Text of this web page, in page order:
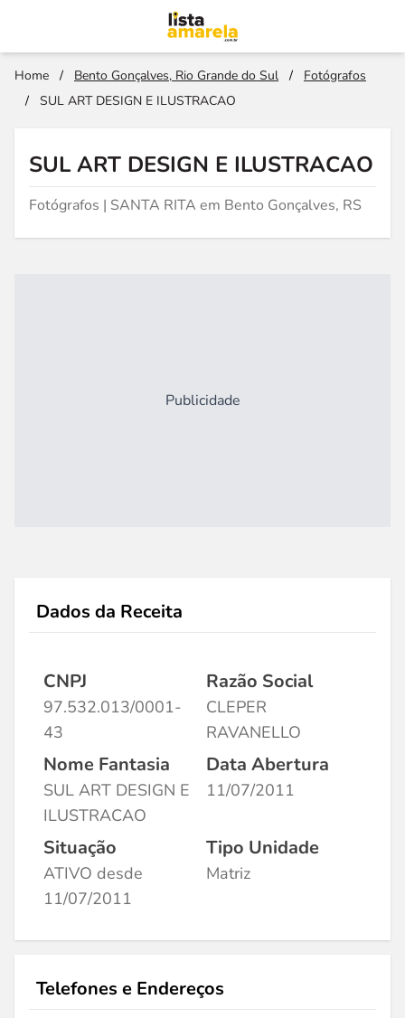
Home / Bento Gonçalves, Rio Grande do Sul /
Fotógrafos
/
SUL ART DESIGN E ILUSTRACAO
SUL ART DESIGN E ILUSTRACAO
Fotógrafos | SANTA RITA em Bento Gonçalves, RS
Publicidade
Dados da Receita
CNPJ
97.532.013/0001-
43
Razão Social
CLEPER
RAVANELLO
Nome Fantasia
SUL ART DESIGN E
ILUSTRACAO
Data Abertura
11/07/2011
Situação
ATIVO desde
11/07/2011
Tipo Unidade
Matriz
Telefones e Endereços